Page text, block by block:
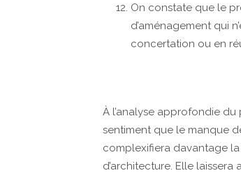
On constate que le
d’aménagement qui
concertation ou en
À l’analyse approfondie
sentiment que le manque
complexifiera davantage
d’architecture. Elle